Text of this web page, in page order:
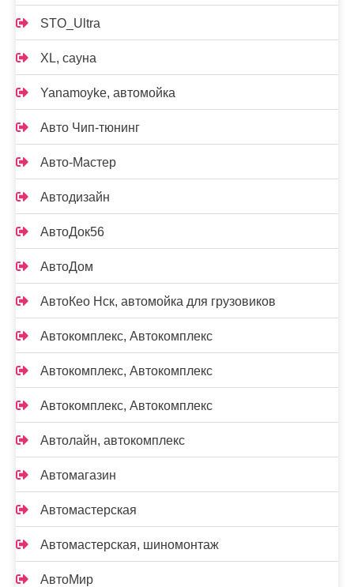
STO_Ultra
XL, сауна
Yanamoyke, автомойка
Авто Чип-тюнинг
Авто-Мастер
Автодизайн
АвтоДок56
АвтоДом
АвтоКео Нск, автомойка для грузовиков
Автокомплекс, Автокомплекс
Автокомплекс, Автокомплекс
Автокомплекс, Автокомплекс
Автолайн, автокомплекс
Автомагазин
Автомастерская
Автомастерская, шиномонтаж
АвтоМир